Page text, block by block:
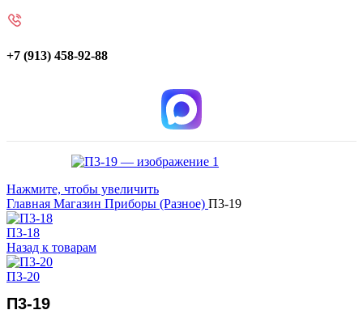
+7 (913) 458-92-88
Нажмите, чтобы увеличить
Главная Магазин Приборы (Разное) П3-19
П3-18
Назад к товарам
П3-20
П3-19